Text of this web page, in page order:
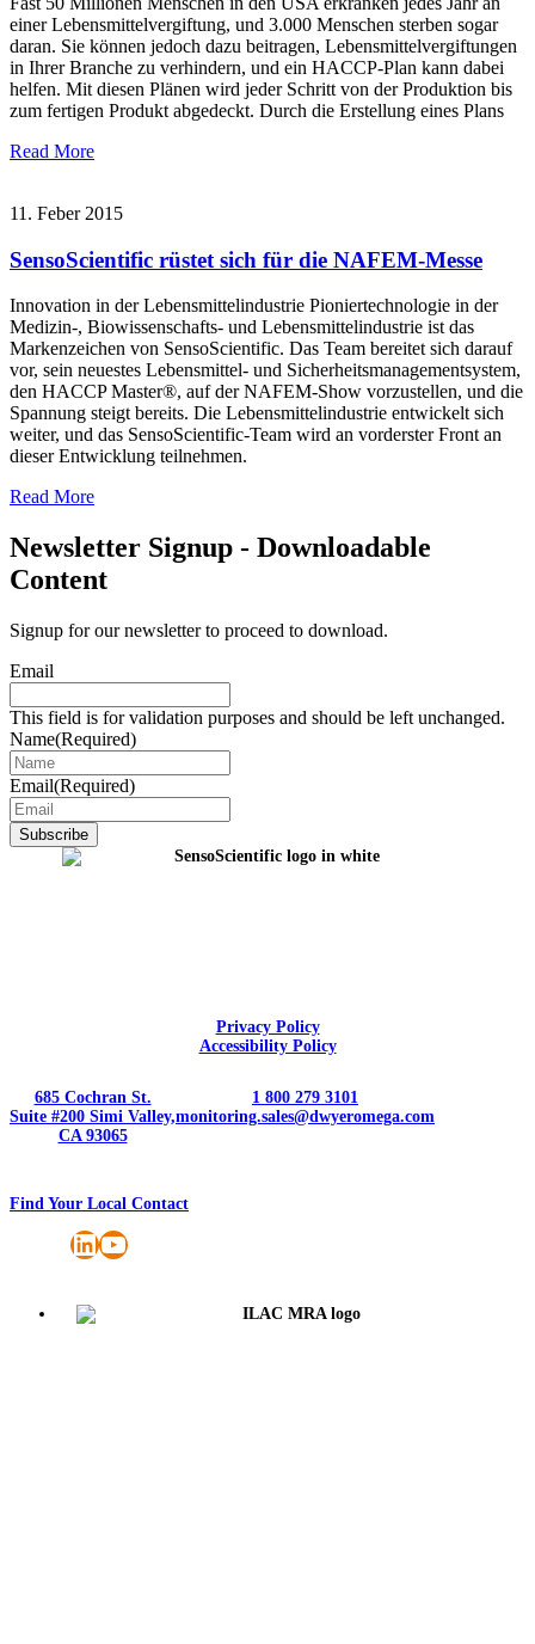
einer Lebensmittelvergiftung, und 3.000 Menschen sterben sogar
daran. Sie können jedoch dazu beitragen, Lebensmittelvergiftungen
in Ihrer Branche zu verhindern, und ein HACCP-Plan kann dabei
helfen. Mit diesen Plänen wird jeder Schritt von der Produktion bis
zum fertigen Produkt abgedeckt. Durch die Erstellung eines Plans
Read More
11. Feber 2015
SensoScientific rüstet sich für die NAFEM-Messe
Innovation in der Lebensmittelindustrie Pioniertechnologie in der
Medizin-, Biowissenschafts- und Lebensmittelindustrie ist das
Markenzeichen von SensoScientific. Das Team bereitet sich darauf
vor, sein neuestes Lebensmittel- und Sicherheitsmanagementsystem,
den HACCP Master®, auf der NAFEM-Show vorzustellen, und die
Spannung steigt bereits. Die Lebensmittelindustrie entwickelt sich
weiter, und das SensoScientific-Team wird an vorderster Front an
dieser Entwicklung teilnehmen.
Read More
Newsletter Signup - Downloadable
Content
Signup for our newsletter to proceed to download.
Email
This field is for validation purposes and should be left unchanged.
Name(Required)
Email(Required)
Privacy Policy
Accessibility Policy
685 Cochran St.
Suite #200 Simi Valley,
CA 93065
1 800 279 3101
monitoring.sales@dwyeromega.com
Find Your Local Contact
LinkedIn
YouTube